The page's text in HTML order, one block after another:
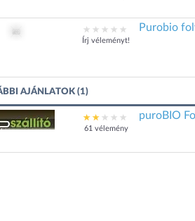
Írj véleményt!
Purobio
AJÁNLATOK (1)
61 vélemény
puroBIO